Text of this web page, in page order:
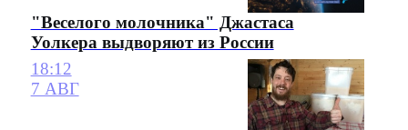
"Веселого молочника" Джастаса
Уолкера выдворяют из России
18:12
7 АВГ